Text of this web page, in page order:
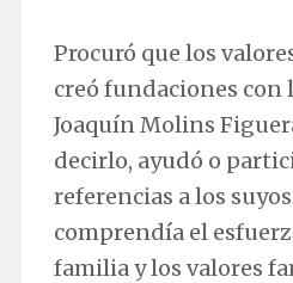
Procuró que los
creó fundaciones con
Joaquín Molins
decirlo, ayudó o
referencias a los
comprendía el
familia y los valores